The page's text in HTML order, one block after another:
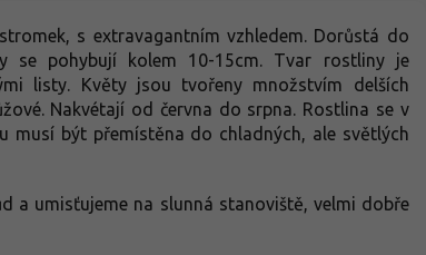
s extravagantním vzhledem. Dorůstá do
se pohybují kolem 10-15cm. Tvar rostliny je
listy. Květy jsou tvořeny množstvím delších
Nakvétají od června do srpna. Rostlina se v
musí být přemístěna do chladných, ale světlých
a umisťujeme na slunná stanoviště, velmi dobře